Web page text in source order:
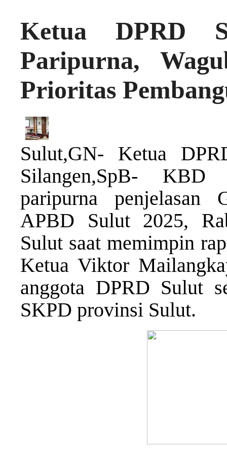
Ketua DPRD
Paripurna,
Prioritas
Sulut,GN- Ketua
Silangen,SpB-
paripurna penjelasan
APBD Sulut 2025,
Sulut saat memimpin
Ketua Viktor
anggota DPRD Sulut
SKPD provinsi Sulut.